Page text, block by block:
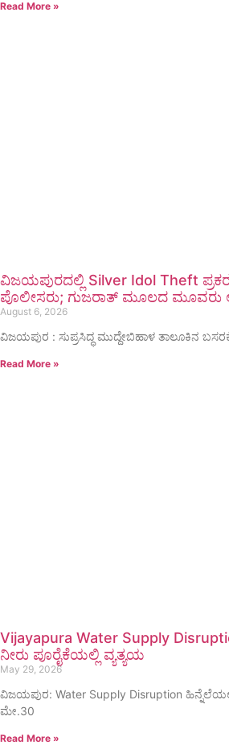
Read More »
ವಿಜಯಪುರದಲ್ಲಿ Silver Idol Theft
ಪೊಲೀಸರು; ಗುಜರಾತ್ ಮೂಲದ
August 6, 2026
ವಿಜಯಪುರ : ಸುಪ್ರಸಿದ್ಧ ಮುದ್ದೇಬಿಹಾಳ ತಾಲೂಕಿನ
Read More »
Vijayapura Water Supply
ನೀರು ಪೂರೈಕೆಯಲ್ಲಿ ವ್ಯತ್ಯಯ
May 29, 2026
ವಿಜಯಪುರ: Water Supply Disruption
ಮೇ.30
Read More »